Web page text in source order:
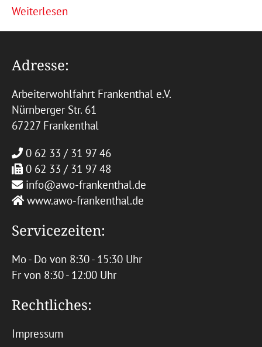
Weiterlesen
Adresse:
Arbeiterwohlfahrt Frankenthal e.V.
Nürnberger Str. 61
67227 Frankenthal
0 62 33 / 31 97 46
0 62 33 / 31 97 48
info@awo-frankenthal.de
www.awo-frankenthal.de
Servicezeiten:
Mo - Do von 8:30 - 15:30 Uhr
Fr von 8:30 - 12:00 Uhr
Rechtliches:
Impressum